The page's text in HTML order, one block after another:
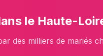
le Haute-
des milliers de mariés